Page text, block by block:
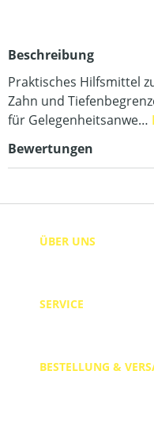
Beschreibung
Praktisches Hilfsmittel
Zahn und
für Gelegenheitsanwe…
Bewertungen
ÜBER UNS
SERVICE
BESTELLUNG &